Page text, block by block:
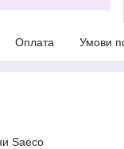
Оплата Умови
Saeco